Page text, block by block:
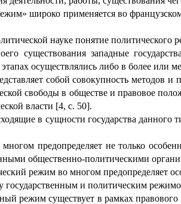
широко применяется во
науке понятие политического
существования западные
осуществлялись либо в более или
собой совокупность методов
свободы в обществе и правовое
власти [4, с. 50].
в сущности государства данного
предопределяет не только
общественно-политическими
режим во многом предопределяет
государственным и политическим
режим существует в рамках